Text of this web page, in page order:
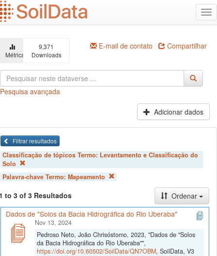
Ir
para
o
principal
Métricas
9,371
Downloads
E-mail de contato Compartilhar
Pesquisa avançada
Adicionar dados
Filtrar resultados
Classificação de tópicos Termo: Levantamento e Classificação do
Solo
Palavra-chave Termo: Mapeamento
to 3 of 3 Resultados
Ordenar
Dados de "Solos da Bacia Hidrográfica do Rio Uberaba"
Nov 13, 2024
Pedroso Neto, João Chrisóstomo, 2023, "Dados de "Solos
da Bacia Hidrográfica do Rio Uberaba"",
https://doi.org/10.60502/SoilData/QN7OBM, SoilData, V3